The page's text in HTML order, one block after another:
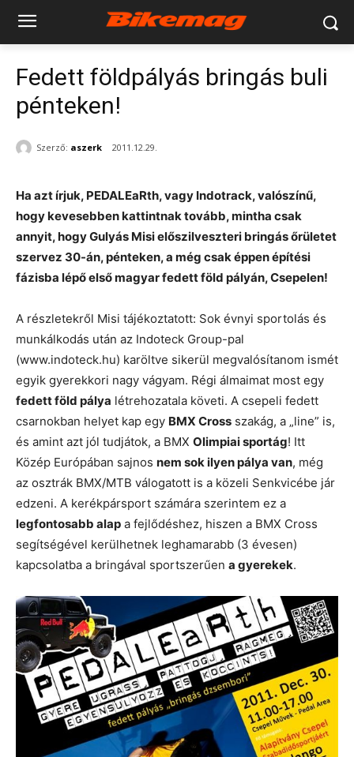
Fedett földpályás bringás buli
pénteken!
Szerző: aszerk 2011.12.29.
Ha azt írjuk, PEDALEaRth, vagy Indotrack, valószínű,
hogy kevesebben kattintnak tovább, mintha csak
annyit, hogy Gulyás Misi előszilveszteri bringás őrületet
szervez 30-án, pénteken, a még csak éppen építési
fázisba lépő első magyar fedett föld pályán, Csepelen!
A részletekről Misi tájékoztatott: Sok évnyi sportolás és
munkálkodás után az Indoteck Group-pal
(www.indoteck.hu) karöltve sikerül megvalósítanom ismét
egyik gyerekkori nagy vágyam. Régi álmaimat most egy
fedett föld pálya létrehozatala követi. A csepeli fedett
csarnokban helyet kap egy BMX Cross szakág, a „line” is,
és amint azt jól tudjátok, a BMX Olimpiai sportág! Itt
Közép Európában sajnos nem sok ilyen pálya van, még
az osztrák BMX/MTB válogatott is a közeli Senkvicébe jár
edzeni. A kerékpársport számára szerintem ez a
legfontosabb alap a fejlődéshez, hiszen a BMX Cross
segítségével kerülhetnek leghamarabb (3 évesen)
kapcsolatba a bringával sportszerűen a gyerekek.